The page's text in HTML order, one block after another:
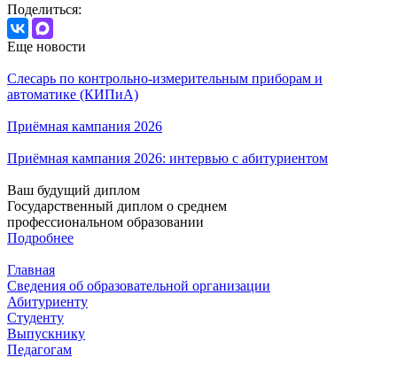
Поделиться:
Еще новости
Слесарь по контрольно-измерительным приборам и
автоматике (КИПиА)
Приёмная кампания 2026
Приёмная кампания 2026: интервью с абитуриентом
Ваш будущий диплом
Государственный диплом о среднем
профессиональном образовании
Подробнее
Главная
Сведения об образовательной организации
Абитуриенту
Студенту
Выпускнику
Педагогам